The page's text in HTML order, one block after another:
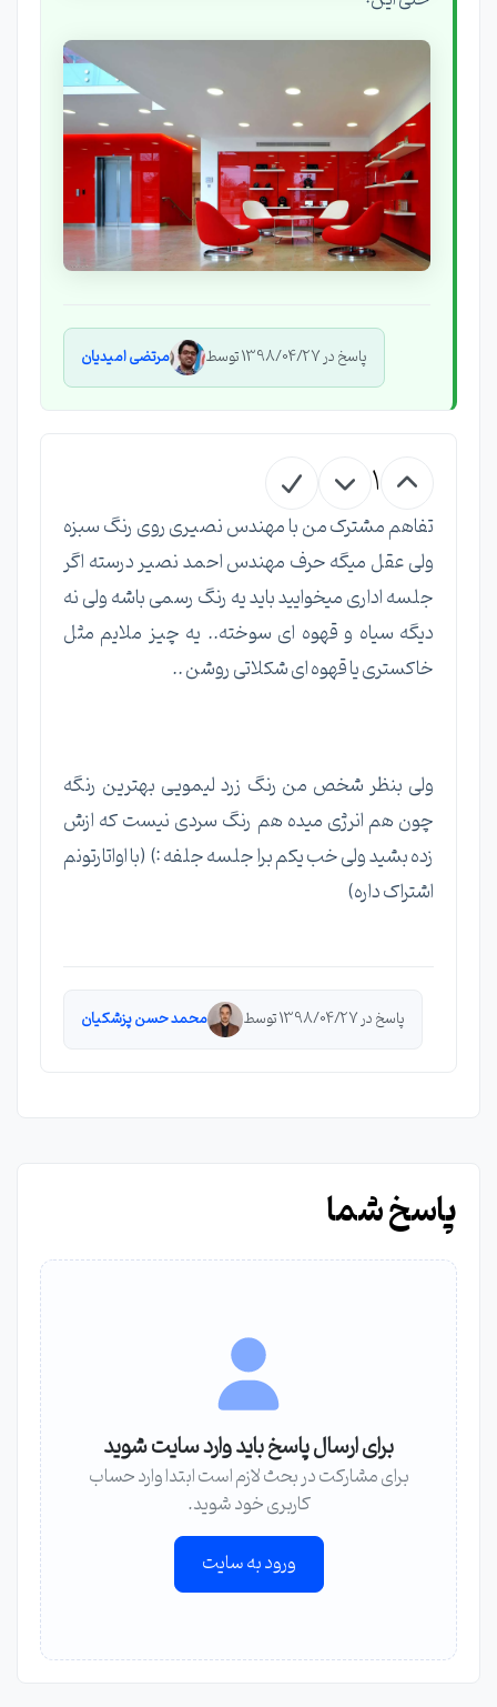
پاسخ در 1398/04/27 توسط مرتضی امیدیان
1
تفاهم مشترک من با مهندس نصیری روی رنگ سبزه
ولی عقل میگه حرف مهندس احمد نصیر درسته اگر
جلسه اداری میخوایید باید یه رنگ رسمی باشه ولی نه
دیگه سیاه و قهوه ای سوخته.. یه چیز ملایم مثل
خاکستری یا قهوه ای شکلاتی روشن ..
ولی بنظر شخص من رنگ زرد لیمویی بهترین رنگه
چون هم انرژی میده هم رنگ سردی نیست که ازش
زده بشید ولی خب یکم برا جلسه جلفه :) (با اواتارتونم
اشتراک داره)
پاسخ در 1398/04/27 توسط محمد حسن پزشکیان
پاسخ شما
برای ارسال پاسخ باید وارد سایت شوید
برای مشارکت در بحث لازم است ابتدا وارد حساب
کاربری خود شوید.
ورود به سایت